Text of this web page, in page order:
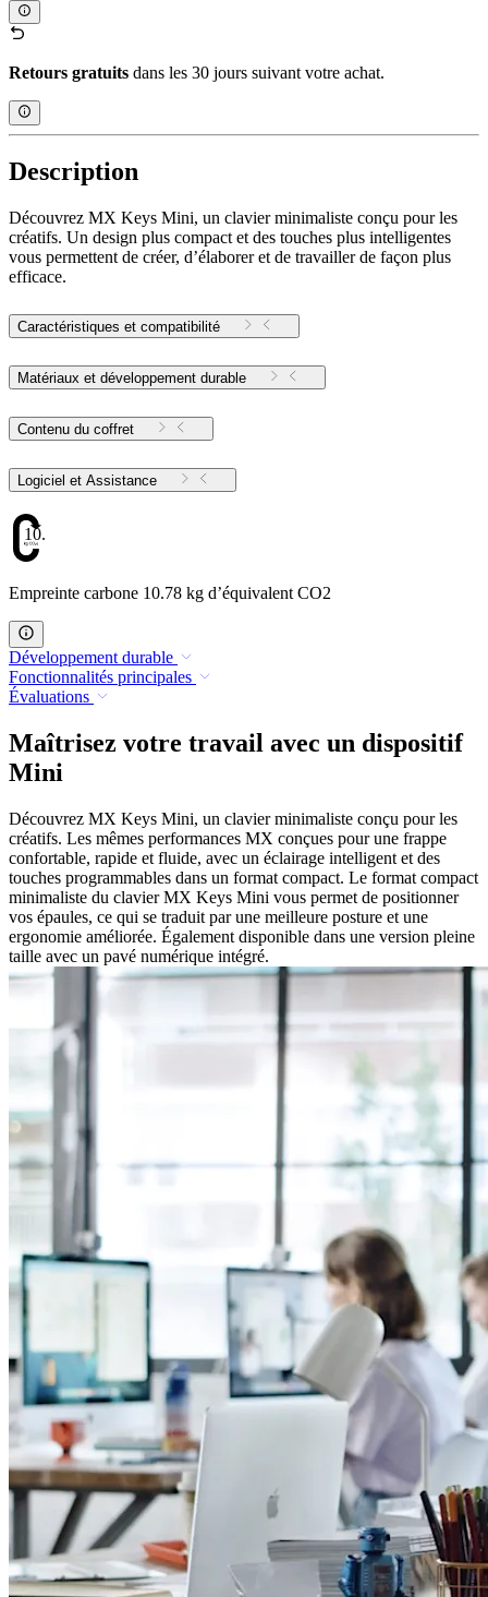
Retours gratuits dans les 30 jours suivant votre achat.
Description
Découvrez MX Keys Mini, un clavier minimaliste conçu pour les
créatifs. Un design plus compact et des touches plus intelligentes
vous permettent de créer, d’élaborer et de travailler de façon plus
efficace.
Caractéristiques et compatibilité
Matériaux et développement durable
Contenu du coffret
Logiciel et Assistance
10.78
Empreinte carbone 10.78 kg d’équivalent CO2
Développement durable
Fonctionnalités principales
Évaluations
Maîtrisez votre travail avec un dispositif
Mini
Découvrez MX Keys Mini, un clavier minimaliste conçu pour les
créatifs. Les mêmes performances MX conçues pour une frappe
confortable, rapide et fluide, avec un éclairage intelligent et des
touches programmables dans un format compact. Le format compact
minimaliste du clavier MX Keys Mini vous permet de positionner
vos épaules, ce qui se traduit par une meilleure posture et une
ergonomie améliorée. Également disponible dans une version pleine
taille avec un pavé numérique intégré.